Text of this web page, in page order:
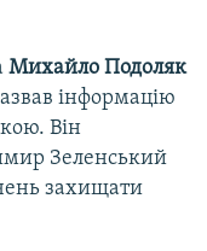
Михайло Подоляк
інформацію
Він
Зеленський
захищати